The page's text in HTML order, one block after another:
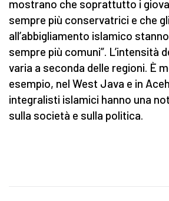
mostrano che soprattutto i
sempre più conservatrici e che
all’abbigliamento islamico
sempre più comuni”. L’intensità
varia a seconda delle regioni. È
esempio, nel West Java e in
integralisti islamici hanno una
sulla società e sulla politica.